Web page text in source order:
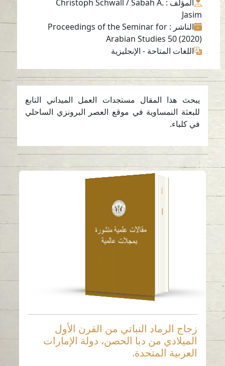
المؤلف
: Christoph Schwall / Sabah A.
Jasim
الناشر
: Proceedings of the Seminar for
Arabian Studies 50 (2020)
اللغات المتاحة- الإنجليزية
يبحث هذا المقال مستجدات العمل الميداني التابع
للبعثة النمساوية في موقع العصر البرونزي الساحلي
في كلباء.
زجاج الرماد النباتي من
القرن الأول الميلادي من
دبا الحصن، دولة
الإمارات العربية المتحدة.
قراءة باللغة
الإنجليزية
زجاج الرماد النباتي من القرن الأول
الميلادي من دبا الحصن، دولة الإمارات
العربية المتحدة.